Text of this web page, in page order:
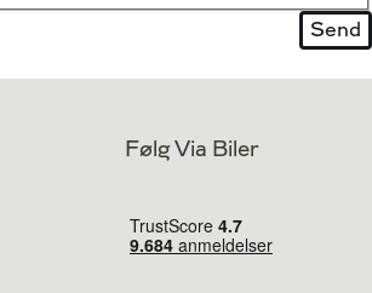
Følg Via Biler